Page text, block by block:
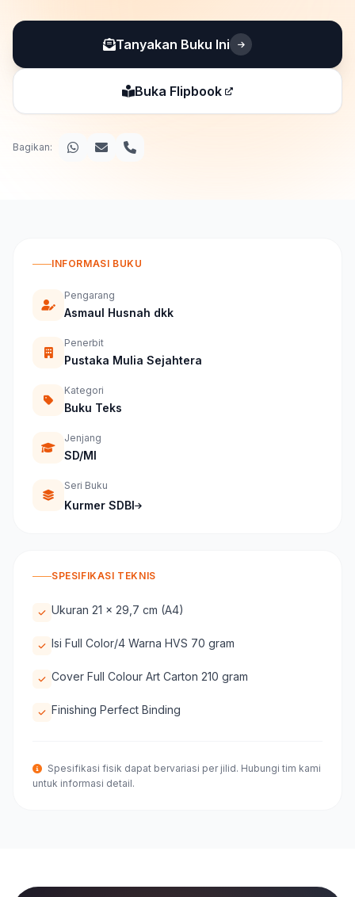
Pembelajaran (CP) Kurikulum Merdeka. • Materi
dalam buku ini juga dikemas bernuansa Islami, …
Tanyakan Buku Ini
Buka Flipbook
Bagikan:
INFORMASI BUKU
Pengarang
Asmaul Husnah dkk
Penerbit
Pustaka Mulia Sejahtera
Kategori
Buku Teks
Jenjang
SD/MI
Seri Buku
Kurmer SDBI
SPESIFIKASI TEKNIS
Ukuran 21 x 29,7 cm (A4)
Isi Full Color/4 Warna HVS 70 gram
Cover Full Colour Art Carton 210 gram
Finishing Perfect Binding
Spesifikasi fisik dapat bervariasi per jilid. Hubungi tim kami
untuk informasi detail.